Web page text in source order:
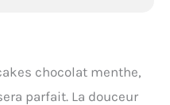
chocolat menthe,
parfait. La douceur